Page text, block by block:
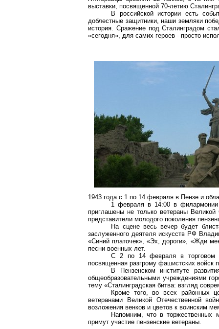
выставки, посвященной 70-летию
В российской истории есть
доблестные защитники, наши земляки
история. Сражение под Сталинградом
«сегодня», для самих героев - просто
1943 года с 1 по 14 февраля в Пензе и
1 февраля в 14:00 в филармонии
приглашены не только ветераны
представители молодого поколения
На сцене весь вечер будет
заслуженного деятеля искусств РФ
«Синий платочек», «Эх, дороги», «Жди
песни военных лет.
С 2 по 14 февраля в торговом
посвященная разгрому фашистских войск
В Пензенском институте
общеобразовательными учреждениями
тему «Сталинградская битва: взгляд
Кроме того, во всех районных
ветеранами Великой Отечественной
возложения венков и цветов к воинским
Напомним, что в торжественных
примут участие пензенские ветераны.